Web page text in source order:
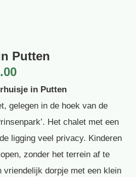
Putten
in Putten
gelegen in de hoek van de
Het chalet met een
ligging veel privacy. Kinderen
zonder het terrein af te
vriendelijk dorpje met een klein